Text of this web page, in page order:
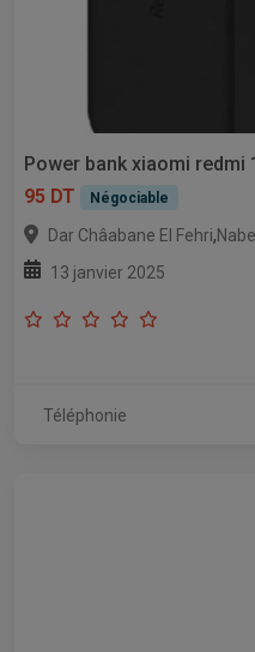
Power bank xiaomi
95 DT
Négociable
Dar Châabane El Fehri,
13 janvier 2025
Téléphonie